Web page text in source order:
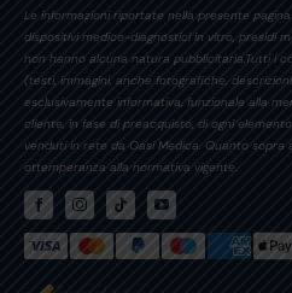
Le informazioni riportate nella presente
dispositivi medico-diagnostici in vitro, presidi
non hanno alcuna natura pubblicitaria.Tutti i
(testi, immagini, anche fotografiche,
esclusivamente informativa, funzionale alla
cliente, in fase di preacquisto, di ogni
venduti in rete da Oasi Medica. Quanto
ottemperanza alla normativa vigente.